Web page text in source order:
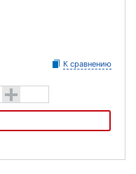
К сравнению
+